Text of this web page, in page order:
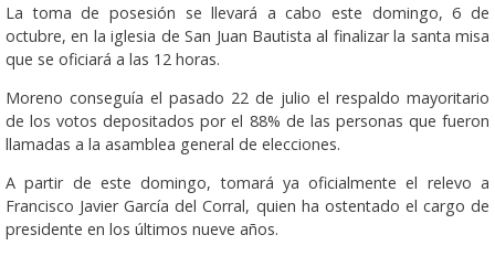
La toma de posesión se llevará a cabo este domingo, 6 de
octubre, en la iglesia de San Juan Bautista al finalizar la santa misa
que se oficiará a las 12 horas.
Moreno conseguía el pasado 22 de julio el respaldo mayoritario
de los votos depositados por el 88% de las personas que fueron
llamadas a la asamblea general de elecciones.
A partir de este domingo, tomará ya oficialmente el relevo a
Francisco Javier García del Corral, quien ha ostentado el cargo de
presidente en los últimos nueve años.